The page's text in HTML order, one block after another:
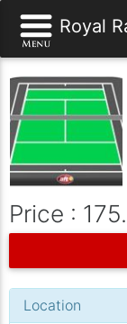
Royal
Price :
Location